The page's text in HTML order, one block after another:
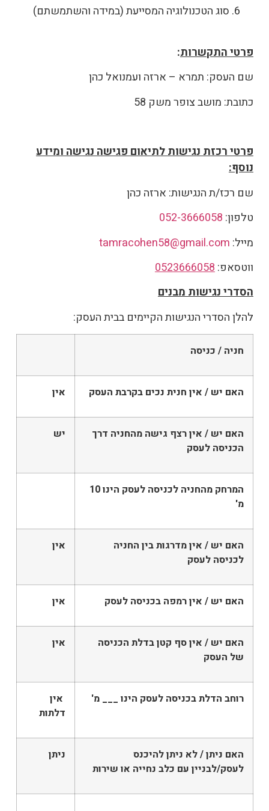
סוג הטכנולוגיה המסייעת (במידה והשתמשתם)
פרטי התקשרות:
שם העסק: תמרא – ארזה ועמנואל כהן
כתובת: מושב צופר משק 58
פרטי רכזת נגישות לתיאום פגישה נגישה ומידע
נוסף:
שם רכז/ת הנגישות: ארזה כהן
טלפון: 052-3666058
מייל: tamracohen58@gmail.com
ווטסאפ:0523666058
הסדרי נגישות מבנים
להלן הסדרי הנגישות הקיימים בבית העסק:
חניה / כניסה
האם יש / אין חנית נכים בקרבת העסק אין
האם יש / אין רצף גישה מהחניה דרך
הכניסה לעסק
יש
המרחק מהחניה לכניסה לעסק הינו 10
מ'
האם יש / אין מדרגות בין החניה
לכניסה לעסק
אין
האם יש / אין רמפה בכניסה לעסק אין
האם יש / אין סף קטן בדלת הכניסה
של העסק
אין
רוחב הדלת בכניסה לעסק הינו ___ מ'
אין
דלתות
האם ניתן / לא ניתן להיכנס
לעסק/לבניין עם כלב נחייה או שירות
ניתן